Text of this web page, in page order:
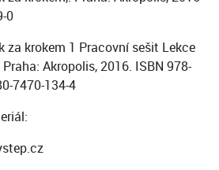
0
za krokem 1 Pracovní sešit Lekce
Akropolis, 2016. ISBN 978-
7470-134-4